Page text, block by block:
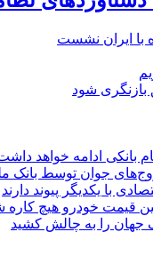
بانکی ادامه خواهد
با یکدیگر پیوند دارند
قیمت خودرو هیچ کاره
جهان را به چالش کشید